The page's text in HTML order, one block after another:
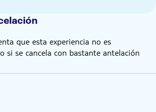
pero sí se permite cambiar la
que esta experiencia no es
si se cancela con bastante antelación